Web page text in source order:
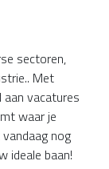
sectoren,
Met
aan vacatures
waar je
nog
ideale baan!